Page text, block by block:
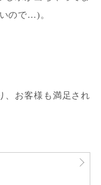
ので…)。
、お客様も満足され